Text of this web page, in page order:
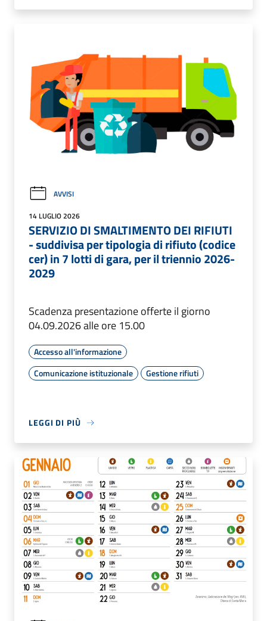
AVVISI
14 LUGLIO 2026
SERVIZIO DI SMALTIMENTO DEI RIFIUTI
- suddivisa per tipologia di rifiuto (codice
cer) in 7 lotti di gara, per il triennio 2026-
2029
Scadenza presentazione offerte il giorno
04.09.2026 alle ore 15.00
Accesso all'informazione
Comunicazione istituzionale
Gestione rifiuti
LEGGI DI PIÙ